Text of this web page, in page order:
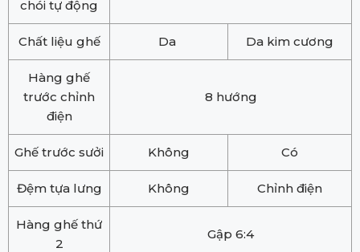
chói tự động
Chất liệu ghế Da Da kim cương
Hàng ghế
trước chỉnh
điện
8 hướng
Ghế trước sưởi Không Có
Đệm tựa lưng Không Chỉnh điện
Hàng ghế thứ
2
Gập 6:4